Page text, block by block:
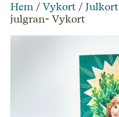
Hem / Vykort / Julkort
julgran- Vykort